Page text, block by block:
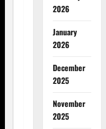
2026
January
2026
December
2025
November
2025